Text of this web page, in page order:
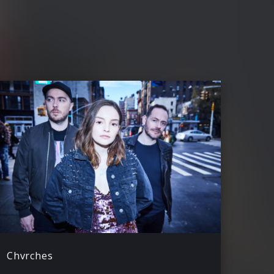
Chvrches